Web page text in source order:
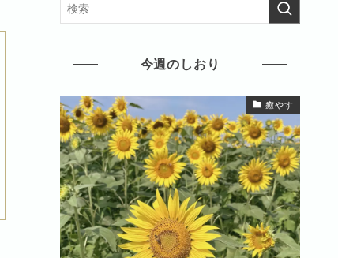
ブ
今週のしおり
癒やす